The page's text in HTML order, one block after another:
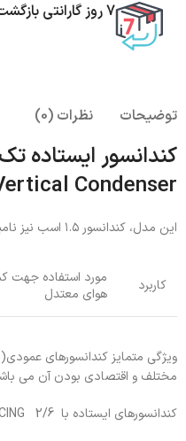
7 روز گارانتی بازگشت وجه
توضیحات نظرات (0)
Condenser
این مدل، کندانسور ۱.۵ اسب نیز نامیده می‌شود.
کاربرد
هوای معتدل
ویژگی متمایز کندانسورهای
مختلف و اقتصادی بودن آن می
کندانسورهای ایستاده با FINSPACING 2/6 میلی متر تولید می شوند.